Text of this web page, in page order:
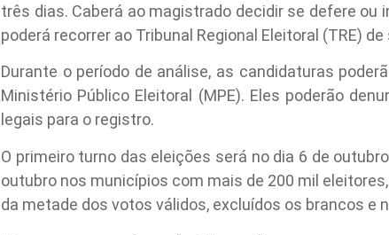
três dias. Caberá ao magistrado decidir se defere
poderá recorrer ao Tribunal Regional Eleitoral (TRE)
Durante o período de análise, as candidaturas
Ministério Público Eleitoral (MPE). Eles poderão
legais para o registro.
O primeiro turno das eleições será no dia 6 de
outubro nos municípios com mais de 200 mil
da metade dos votos válidos, excluídos os brancos e